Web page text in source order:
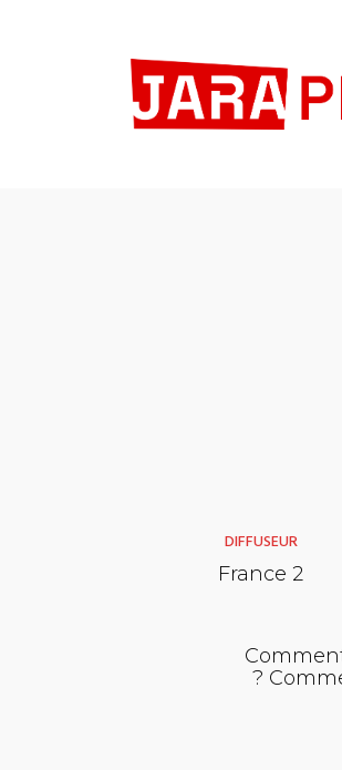
DIFFUSEUR
France 2
?